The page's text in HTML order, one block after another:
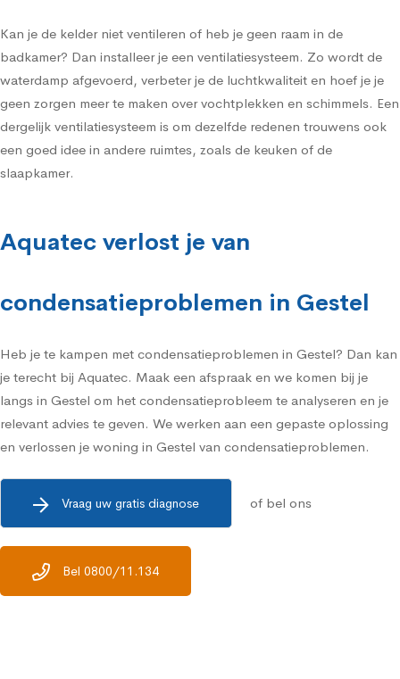
Kan je de kelder niet ventileren of heb je geen raam in de
badkamer? Dan installeer je een ventilatiesysteem. Zo wordt de
waterdamp afgevoerd, verbeter je de luchtkwaliteit en hoef je je
geen zorgen meer te maken over vochtplekken en schimmels. Een
dergelijk ventilatiesysteem is om dezelfde redenen trouwens ook
een goed idee in andere ruimtes, zoals de keuken of de
slaapkamer.
Aquatec verlost je van
condensatieproblemen in Gestel
Heb je te kampen met condensatieproblemen in Gestel? Dan kan
je terecht bij Aquatec. Maak een afspraak en we komen bij je
langs in Gestel om het condensatieprobleem te analyseren en je
relevant advies te geven. We werken aan een gepaste oplossing
en verlossen je woning in Gestel van condensatieproblemen.
Vraag uw gratis diagnose of bel ons
Bel 0800/11.134